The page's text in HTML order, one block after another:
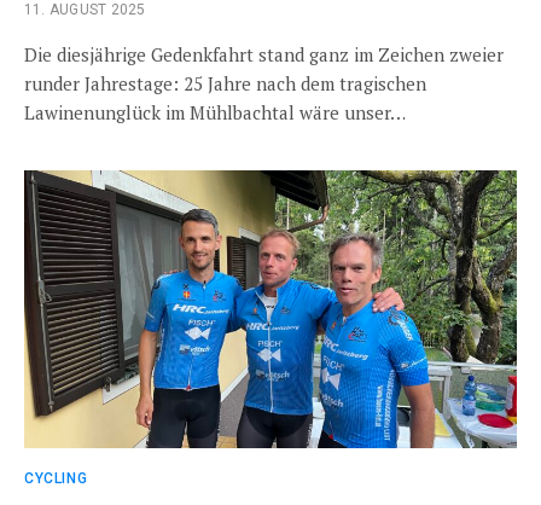
11. AUGUST 2025
Die diesjährige Gedenkfahrt stand ganz im Zeichen zweier
runder Jahrestage: 25 Jahre nach dem tragischen
Lawinenunglück im Mühlbachtal wäre unser…
CYCLING